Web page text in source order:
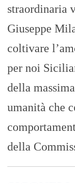
straordinaria
Giuseppe
coltivare
per noi
della
umanità che
della